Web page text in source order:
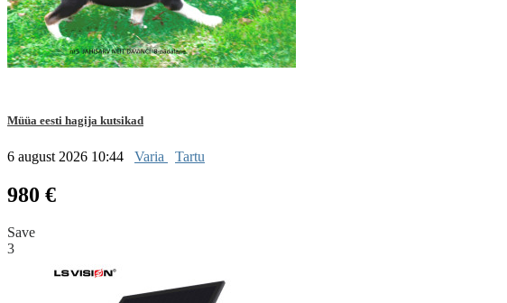
Müüa eesti hagija kutsikad
6 august 2026 10:44 Varia Tartu
980 €
Save
3